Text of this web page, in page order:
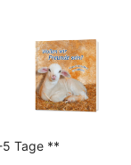
Tage **